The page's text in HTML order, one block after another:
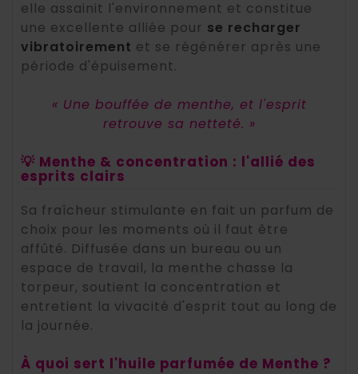
elle assainit l'environnement et constitue
une excellente alliée pour se recharger
vibratoirement et se régénérer après une
période d'épuisement.
« Une bouffée de menthe, et l'esprit
retrouve sa netteté. »
💡 Menthe & concentration : l'allié des
esprits clairs
Sa fraîcheur stimulante en fait un parfum de
choix pour les moments où il faut être
affûté. Diffusée dans un bureau ou un
espace de travail, la menthe chasse la
torpeur, soutient la concentration et
entretient la vivacité d'esprit tout au long de
la journée.
À quoi sert l'huile parfumée de Menthe ?